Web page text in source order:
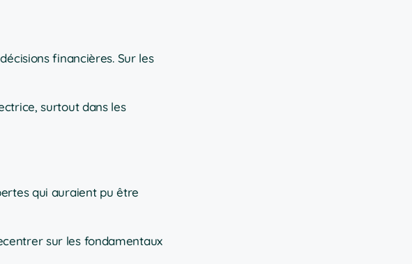
financières. Sur les
surtout dans les
qui auraient pu être
sur les fondamentaux